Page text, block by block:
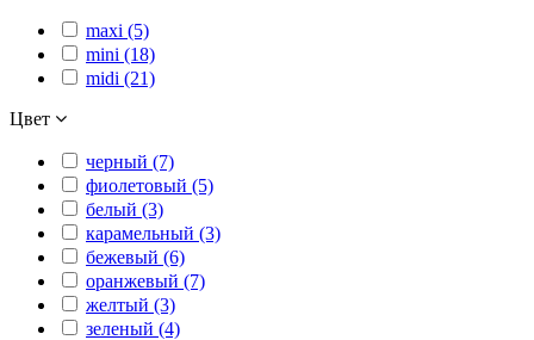
maxi (5)
mini (18)
midi (21)
Цвет
черный (7)
фиолетовый (5)
белый (3)
карамельный (3)
бежевый (6)
оранжевый (7)
желтый (3)
зеленый (4)